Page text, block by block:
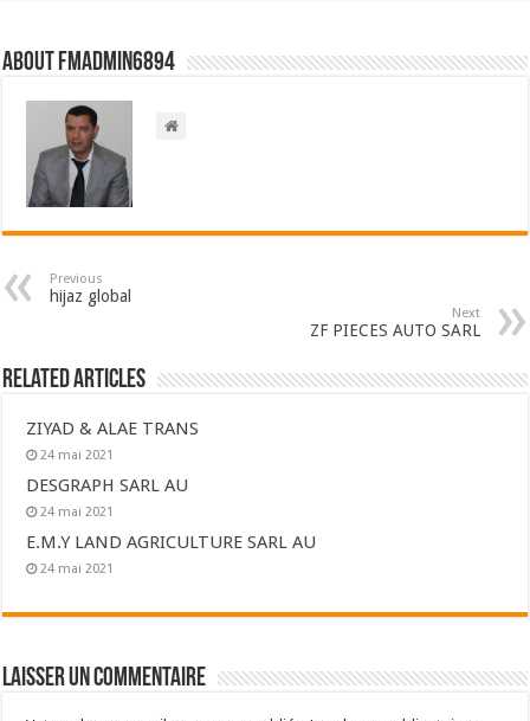
About FMadmin6894
Previous
hijaz global
Next
ZF PIECES AUTO SARL
Related Articles
ZIYAD & ALAE TRANS
24 mai 2021
DESGRAPH SARL AU
24 mai 2021
E.M.Y LAND AGRICULTURE SARL AU
24 mai 2021
Laisser un commentaire